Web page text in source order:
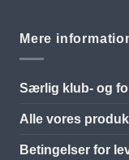
Mere
Særlig klub- og
Alle vores
Betingelser for